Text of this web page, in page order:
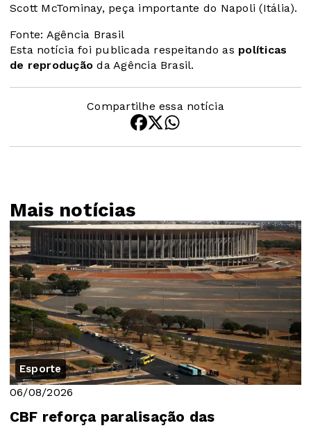
Scott McTominay, peça importante do Napoli (Itália).
Fonte: Agência Brasil
Esta notícia foi publicada respeitando as políticas
de reprodução da Agência Brasil.
Compartilhe essa notícia
Mais notícias
Esporte
06/08/2026
CBF reforça paralisação das